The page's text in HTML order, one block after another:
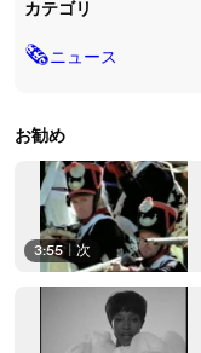
カテゴリ
🗞ニュース
お勧め
3:55 次